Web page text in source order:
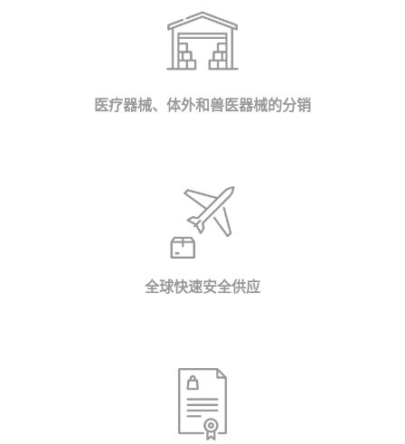
医疗器械、体外和兽医器械的分销
全球快速安全供应